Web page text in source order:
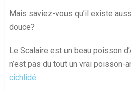
Mais saviez-vous qu’il existe
douce?
Le Scalaire est un beau poisson
n’est pas du tout un vrai poisson-
cichlidé .